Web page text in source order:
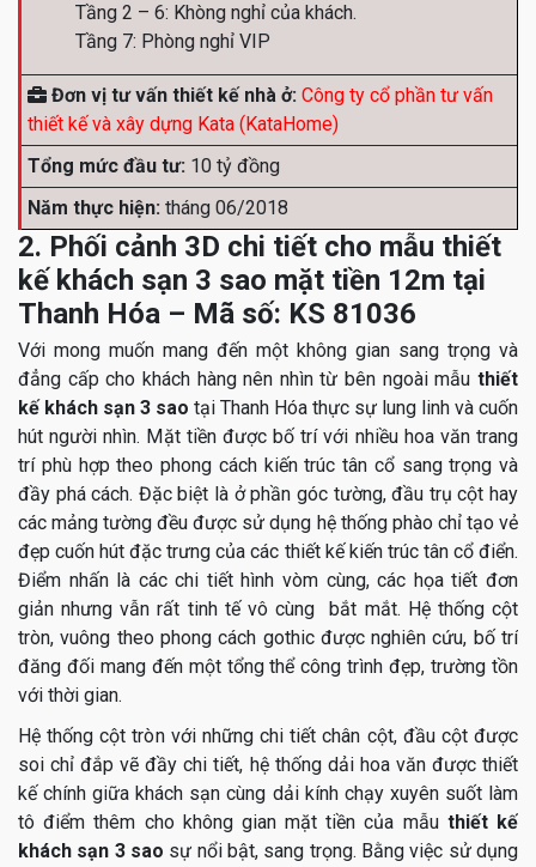
Tầng 2 – 6: Khòng nghỉ của khách.
Tầng 7: Phòng nghỉ VIP
Đơn vị tư vấn thiết kế nhà ở: Công ty cổ phần tư vấn
thiết kế và xây dựng Kata (KataHome)
Tổng mức đầu tư: 10 tỷ đồng
Năm thực hiện: tháng 06/2018
2. Phối cảnh 3D chi tiết cho mẫu thiết
kế khách sạn 3 sao mặt tiền 12m tại
Thanh Hóa – Mã số: KS 81036
Với mong muốn mang đến một không gian sang trọng và
đẳng cấp cho khách hàng nên nhìn từ bên ngoài mẫu thiết
kế khách sạn 3 sao tại Thanh Hóa thực sự lung linh và cuốn
hút người nhìn. Mặt tiền được bố trí với nhiều hoa văn trang
trí phù hợp theo phong cách kiến trúc tân cổ sang trọng và
đầy phá cách. Đặc biệt là ở phần góc tường, đầu trụ cột hay
các mảng tường đều được sử dụng hệ thống phào chỉ tạo vẻ
đẹp cuốn hút đặc trưng của các thiết kế kiến trúc tân cổ điển.
Điểm nhấn là các chi tiết hình vòm cùng, các họa tiết đơn
giản nhưng vẫn rất tinh tế vô cùng bắt mắt. Hệ thống cột
tròn, vuông theo phong cách gothic được nghiên cứu, bố trí
đăng đối mang đến một tổng thể công trình đẹp, trường tồn
với thời gian.
Hệ thống cột tròn với những chi tiết chân cột, đầu cột được
soi chỉ đắp vẽ đầy chi tiết, hệ thống dải hoa văn được thiết
kế chính giữa khách sạn cùng dải kính chạy xuyên suốt làm
tô điểm thêm cho không gian mặt tiền của mẫu thiết kế
khách sạn 3 sao sự nổi bật, sang trọng. Bằng việc sử dụng